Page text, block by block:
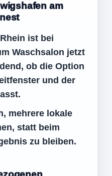
am
ist bei
Waschsalon jetzt
ob die Option
und der
mehrere lokale
statt beim
zu bleiben.